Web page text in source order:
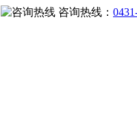
咨询热线：